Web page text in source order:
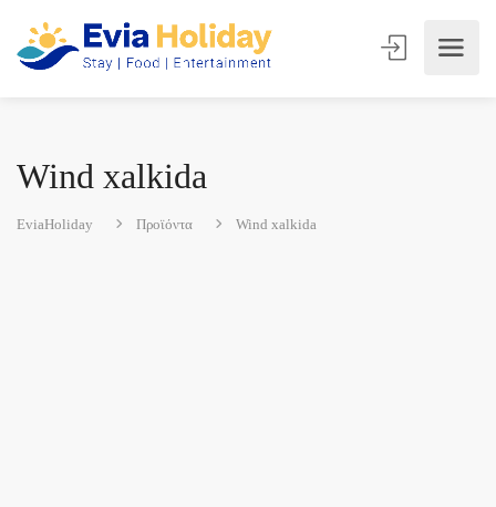
Wind xalkida
EviaHoliday Προϊόντα Wind xalkida